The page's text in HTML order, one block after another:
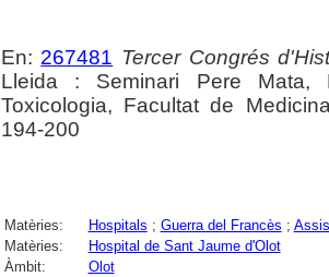
En: 267481 Tercer Congrés
Lleida : Seminari Pere Mata,
Toxicologia, Facultat de
194-200
Matèries: Hospitals ; Guerra del Francès ;
Matèries:
Hospital de Sant Jaume d'Olot
Àmbit:
Olot